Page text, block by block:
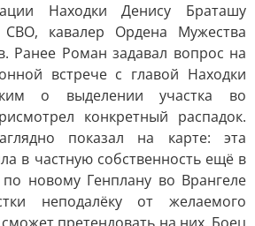
Находки Денису Браташу
кавалер Ордена Мужества
Ранее Роман задавал вопрос на
встрече с главой Находки
о выделении участка во
конкретный распадок.
показал на карте: эта
в частную собственность ещё в
новому Генплану во Врангеле
неподалёку от желаемого